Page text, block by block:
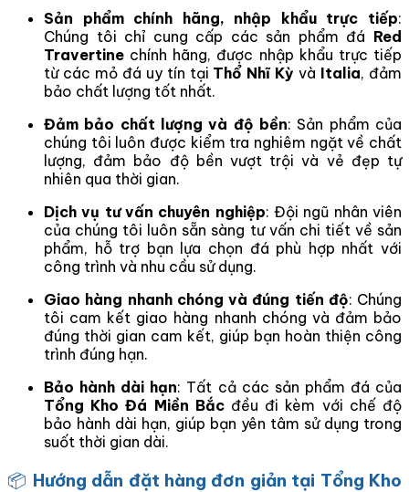
Sản phẩm chính hãng, nhập khẩu trực tiếp:
Chúng tôi chỉ cung cấp các sản phẩm đá Red
Travertine chính hãng, được nhập khẩu trực tiếp
từ các mỏ đá uy tín tại Thổ Nhĩ Kỳ và Italia, đảm
bảo chất lượng tốt nhất.
Đảm bảo chất lượng và độ bền: Sản phẩm của
chúng tôi luôn được kiểm tra nghiêm ngặt về chất
lượng, đảm bảo độ bền vượt trội và vẻ đẹp tự
nhiên qua thời gian.
Dịch vụ tư vấn chuyên nghiệp: Đội ngũ nhân viên
của chúng tôi luôn sẵn sàng tư vấn chi tiết về sản
phẩm, hỗ trợ bạn lựa chọn đá phù hợp nhất với
công trình và nhu cầu sử dụng.
Giao hàng nhanh chóng và đúng tiến độ: Chúng
tôi cam kết giao hàng nhanh chóng và đảm bảo
đúng thời gian cam kết, giúp bạn hoàn thiện công
trình đúng hạn.
Bảo hành dài hạn: Tất cả các sản phẩm đá của
Tổng Kho Đá Miền Bắcđều đi kèm với chế độ
bảo hành dài hạn, giúp bạn yên tâm sử dụng trong
suốt thời gian dài.
📦 Hướng dẫn đặt hàng đơn giản tại Tổng Kho